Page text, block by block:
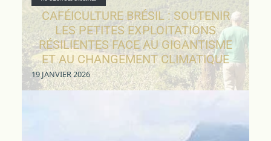
CAFÉICULTURE BRÉSIL : SOUTENIR
LES PETITES EXPLOITATIONS
RÉSILIENTES FACE AU GIGANTISME
ET AU CHANGEMENT CLIMATIQUE
19 JANVIER 2026